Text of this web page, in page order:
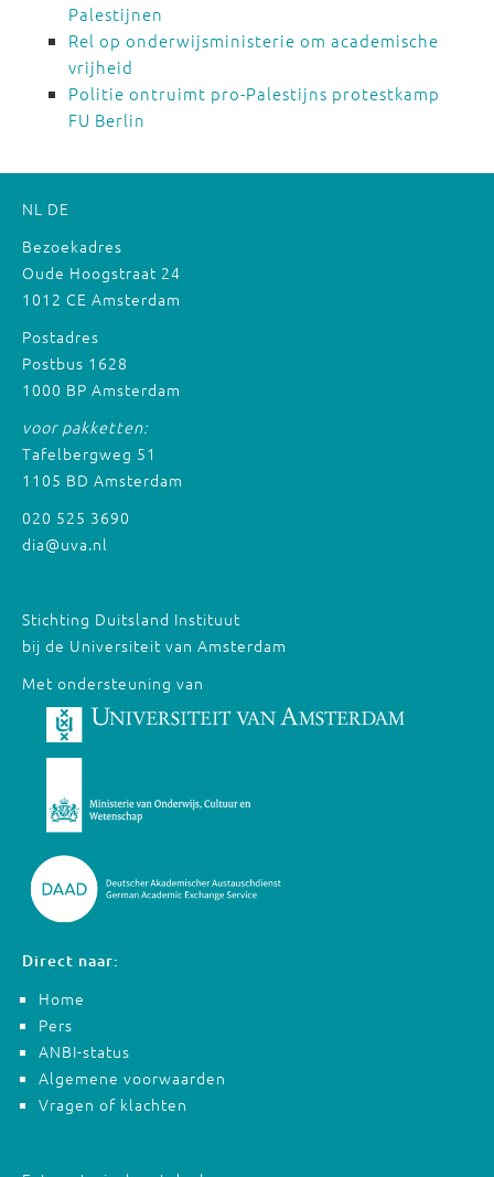
Palestijnen
Rel op onderwijsministerie om academische
vrijheid
Politie ontruimt pro-Palestijns protestkamp
FU Berlin
NL DE
Bezoekadres
Oude Hoogstraat 24
1012 CE Amsterdam
Postadres
Postbus 1628
1000 BP Amsterdam
voor pakketten:
Tafelbergweg 51
1105 BD Amsterdam
020 525 3690
dia@uva.nl
Stichting Duitsland Instituut
bij de Universiteit van Amsterdam
Met ondersteuning van
Direct naar:
Home
Pers
ANBI-status
Algemene voorwaarden
Vragen of klachten